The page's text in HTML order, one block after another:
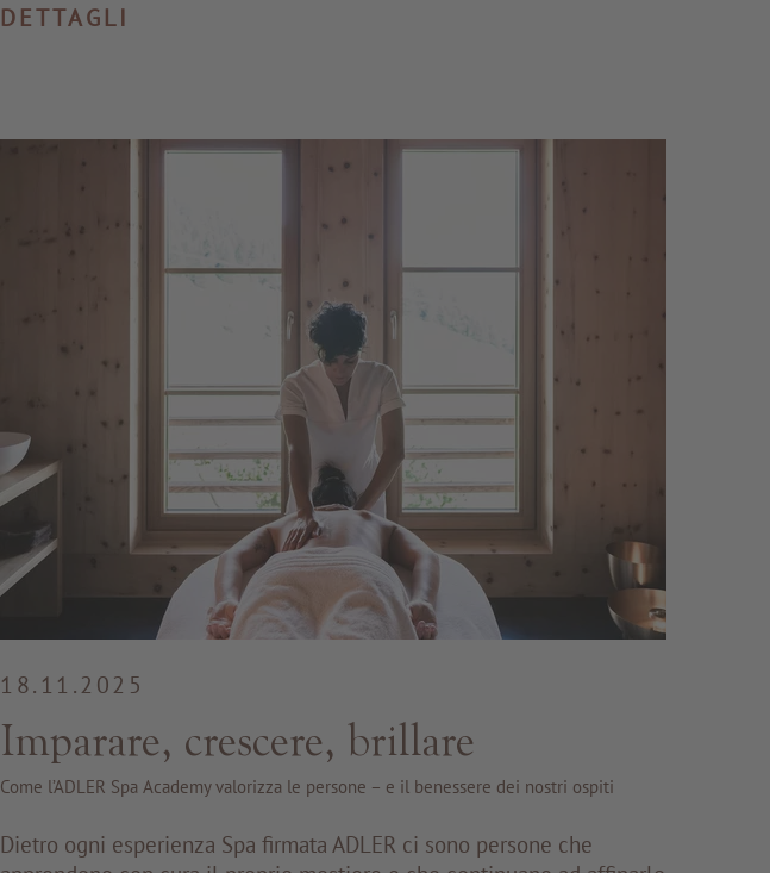
DETTAGLI
18.11.2025
Imparare, crescere, brillare
Come l’ADLER Spa Academy valorizza le persone – e il benessere dei nostri ospiti
Dietro ogni esperienza Spa firmata ADLER ci sono persone che